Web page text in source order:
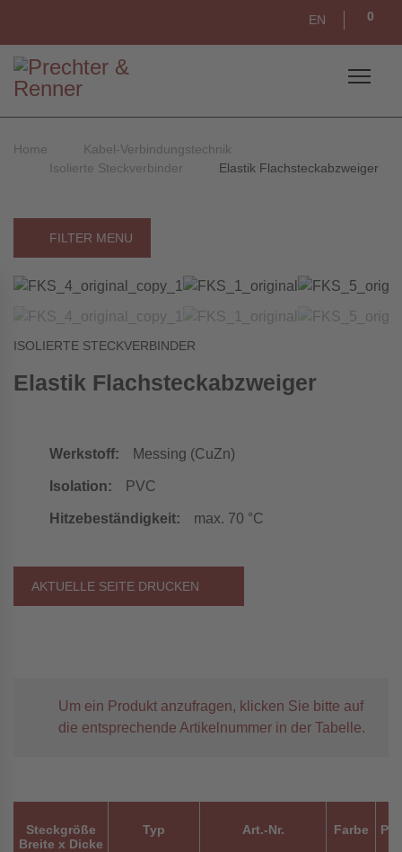
EN 0
Home
Kabel-Verbindungstechnik
Isolierte Steckverbinder
Elastik Flachsteckabzweiger
FILTER MENU
ISOLIERTE STECKVERBINDER
Elastik Flachsteckabzweiger
Werkstoff: Messing (CuZn)
Isolation: PVC
Hitzebeständigkeit: max. 70 °C
AKTUELLE SEITE DRUCKEN
Um ein Produkt anzufragen, klicken Sie bitte auf
die entsprechende Artikelnummer in der Tabelle.
Steckgröße
Breite x Dicke
Typ Art.-Nr. Farbe